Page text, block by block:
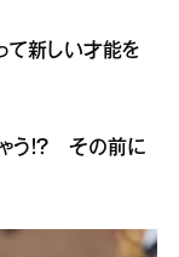
て新しい才能を
う！？ その前に